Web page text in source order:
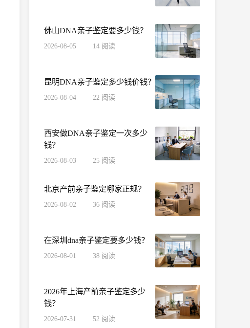
佛山DNA亲子鉴定要多少钱？
2026-08-05 14 阅读
昆明DNA亲子鉴定多少钱价钱？
2026-08-04 22 阅读
西安做DNA亲子鉴定一次多少
钱？
2026-08-03 25 阅读
北京产前亲子鉴定哪家正规？
2026-08-02 36 阅读
在深圳dna亲子鉴定要多少钱？
2026-08-01 38 阅读
2026年上海产前亲子鉴定多少
钱？
2026-07-31 52 阅读